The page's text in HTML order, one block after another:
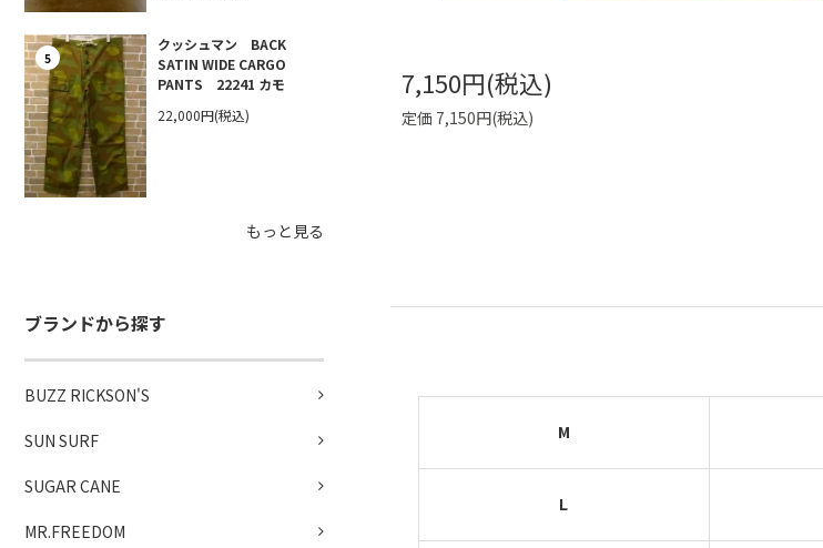
5
クッシュマン BACK
SATIN WIDE CARGO
PANTS 22241 カモ
22,000円(税込)
もっと見る
ブランドから探す
BUZZ RICKSON'S
SUN SURF
SUGAR CANE
MR.FREEDOM
7,150円(税込)
定価 7,150円(税込)
M
L